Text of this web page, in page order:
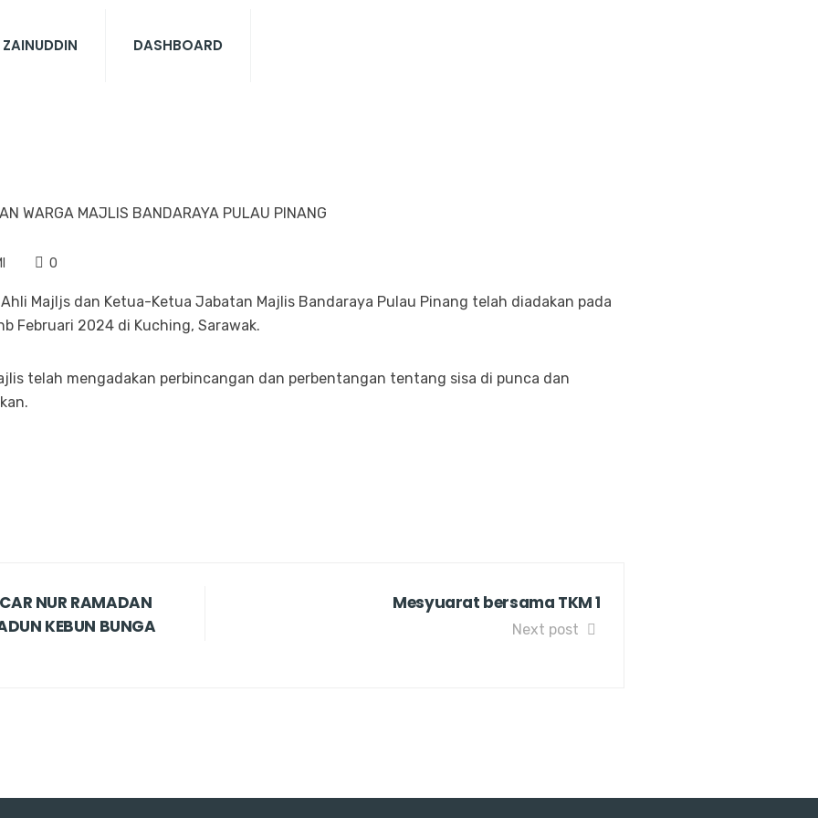
DASHBOARD
0
Majljs dan Ketua-Ketua Jabatan Majlis Bandaraya Pulau Pinang telah diadakan pada
Februari 2024 di Kuching, Sarawak.
telah mengadakan perbincangan dan perbentangan tentang sisa di punca dan
NUR RAMADAN
KEBUN BUNGA
Mesyuarat bersama TKM 1
Next post